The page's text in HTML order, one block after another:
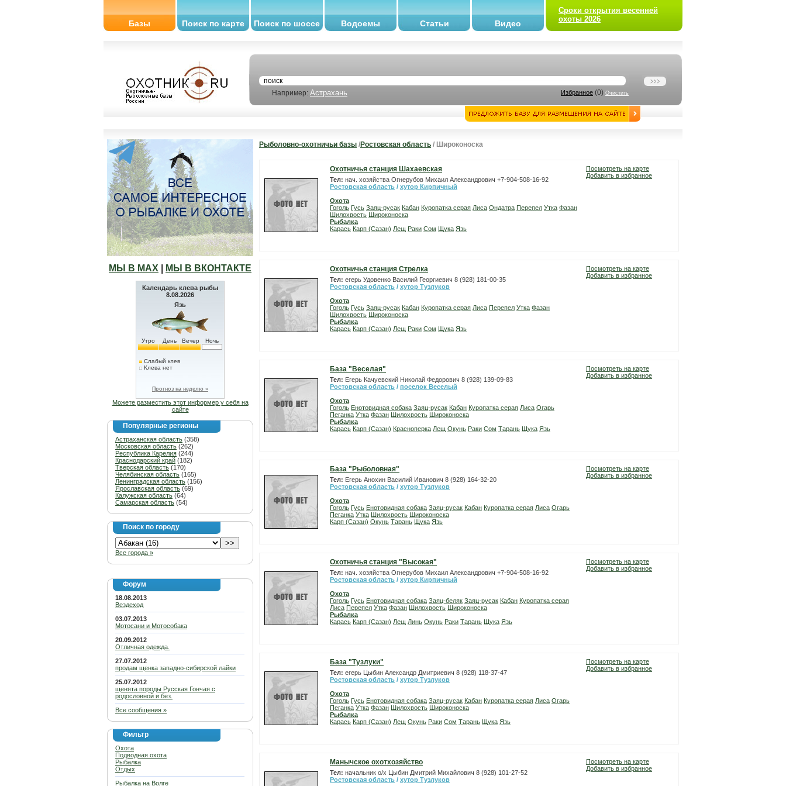
Базы Поиск по карте Поиск по шоссе Водоемы Статьи Видео
Сроки открытия весенней
охоты 2026
Например: Астрахань Избранное (0) Очистить
МЫ В МАХ МЫ В ВКОНТАКТЕ
Календарь клева рыбы
8.08.2026
Язь
Утро День Вечер Ночь
Слабый клев
Клева нет
Прогноз на неделю »
Можете разместить этот информер у себя на
сайте
Популярные регионы
Астраханская область (358)
Московская область (262)
Республика Карелия (244)
Краснодарский край (182)
Тверская область (170)
Челябинская область (165)
Ленинградская область (156)
Ярославская область (69)
Калужская область (64)
Самарская область (54)
Поиск по городу
Все города »
Форум
18.08.2013
Вездеход
03.07.2013
Мотосани и Мотособака
20.09.2012
Отличная одежда.
27.07.2012
продам щенка западно-сибирской лайки
25.07.2012
щенята породы Русская Гончая с
родословной и без.
Все сообщения »
Фильтр
Охота
Подводная охота
Рыбалка
Отдых
Рыбалка на Волге
Рыболовно-охотничьи базы /Ростовская область / Широконоска
Охотничья станция Шахаевская
Тел: нач. хозяйства Огнерубов Михаил Александрович +7-904-508-16-92
Ростовская область / хутор Кирпичный
Охота
Гоголь Гусь Заяц-русак Кабан Куропатка серая Лиса Ондатра Перепел Утка Фазан
Шилохвость Широконоска
Рыбалка
Карась Карп (Сазан) Лещ Раки Сом Щука Язь
Посмотреть на карте
Добавить в избранное
Охотничья станция Стрелка
Тел: егерь Удовенко Василий Георгиевич 8 (928) 181-00-35
Ростовская область / хутор Тузлуков
Охота
Гоголь Гусь Заяц-русак Кабан Куропатка серая Лиса Перепел Утка Фазан
Шилохвость Широконоска
Рыбалка
Карась Карп (Сазан) Лещ Раки Сом Щука Язь
Посмотреть на карте
Добавить в избранное
База "Веселая"
Тел: Егерь Качуевский Николай Федорович 8 (928) 139-09-83
Ростовская область / поселок Веселый
Охота
Гоголь Енотовидная собака Заяц-русак Кабан Куропатка серая Лиса Огарь
Пеганка Утка Фазан Шилохвость Широконоска
Рыбалка
Карась Карп (Сазан) Красноперка Лещ Окунь Раки Сом Тарань Щука Язь
Посмотреть на карте
Добавить в избранное
База "Рыболовная"
Тел: Егерь Анохин Василий Иванович 8 (928) 164-32-20
Ростовская область / хутор Тузлуков
Охота
Гоголь Гусь Енотовидная собака Заяц-русак Кабан Куропатка серая Лиса Огарь
Пеганка Утка Шилохвость Широконоска
Карп (Сазан) Окунь Тарань Щука Язь
Посмотреть на карте
Добавить в избранное
Охотничья станция "Высокая"
Тел: нач. хозяйства Огнерубов Михаил Александрович +7-904-508-16-92
Ростовская область / хутор Кирпичный
Охота
Гоголь Гусь Енотовидная собака Заяц-беляк Заяц-русак Кабан Куропатка серая
Лиса Перепел Утка Фазан Шилохвость Широконоска
Рыбалка
Карась Карп (Сазан) Лещ Линь Окунь Раки Тарань Щука Язь
Посмотреть на карте
Добавить в избранное
База "Тузлуки"
Тел: егерь Цыбин Александр Дмитриевич 8 (928) 118-37-47
Ростовская область / хутор Тузлуков
Охота
Гоголь Гусь Енотовидная собака Заяц-русак Кабан Куропатка серая Лиса Огарь
Пеганка Утка Фазан Шилохвость Широконоска
Рыбалка
Карась Карп (Сазан) Лещ Окунь Раки Сом Тарань Щука Язь
Посмотреть на карте
Добавить в избранное
Манычское охотхозяйство
Тел: начальник о/х Цыбин Дмитрий Михайлович 8 (928) 101-27-52
Ростовская область / хутор Тузлуков
Посмотреть на карте
Добавить в избранное